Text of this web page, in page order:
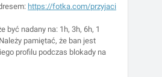
https://fotka.com/przyjaci
nadany na: 1h, 3h, 6h, 1
pamiętać, że ban jest
profilu podczas blokady na